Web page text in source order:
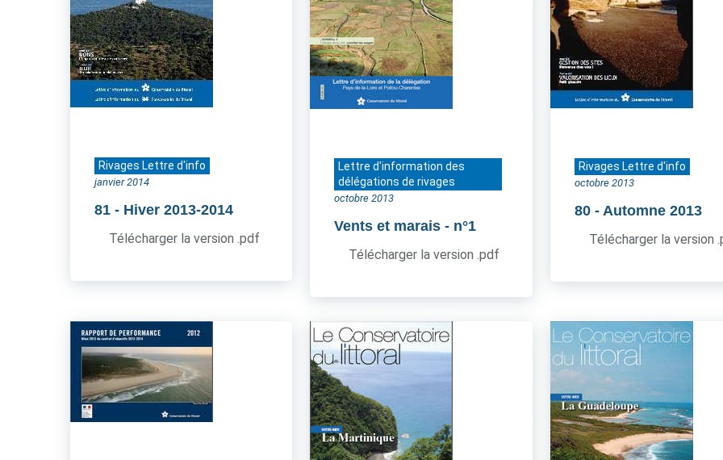
Rivages Lettre d'info
janvier 2014
81 - Hiver 2013-2014
Télécharger la version .pdf
Lettre d'information des
délégations de rivages
octobre 2013
Vents et marais - n°1
Télécharger la version .pdf
Rivages Lettre d'info
octobre 2013
80 - Automne 2013
Télécharger la version